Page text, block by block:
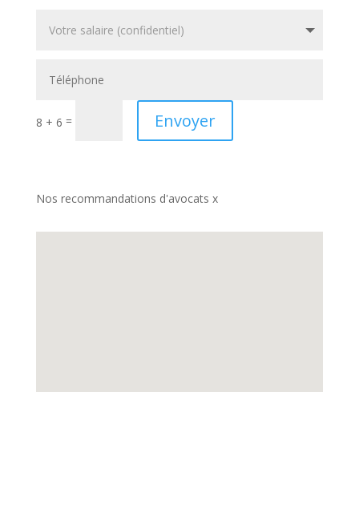
8 + 6 = Envoyer
Nos recommandations d'avocats x